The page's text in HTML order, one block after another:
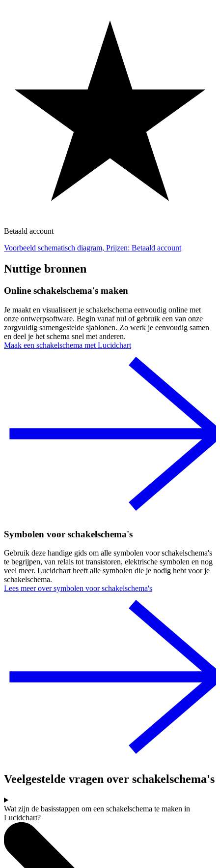
Betaald account
Voorbeeld schematisch diagram, Prijzen: Betaald account
Nuttige bronnen
Online schakelschema's maken
Je maakt en visualiseert je schakelschema eenvoudig online met
onze ontwerpsoftware. Begin vanaf nul of gebruik een van onze
zorgvuldig samengestelde sjablonen. Zo werk je eenvoudig samen
en deel je het schema snel met anderen.
Maak een schakelschema met Lucidchart
Symbolen voor schakelschema's
Gebruik deze handige gids om alle symbolen voor schakelschema's
te begrijpen, van relais tot transistoren, elektrische symbolen en nog
veel meer. Lucidchart heeft alle symbolen die je nodig hebt voor je
schakelschema.
Lees meer over symbolen voor schakelschema's
Veelgestelde vragen over schakelschema's
Wat zijn de basisstappen om een schakelschema te maken in
Lucidchart?